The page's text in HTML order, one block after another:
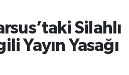
Silahlı
Yayın Yasağı
Haritası
ve Fikstür